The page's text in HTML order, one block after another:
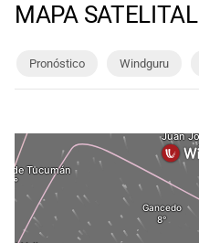
MAPA SATELITAL
Pronóstico Windguru